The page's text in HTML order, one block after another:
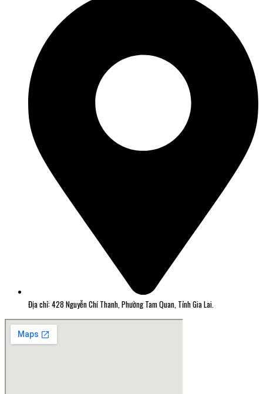
Địa chỉ: 428 Nguyễn Chí Thanh, Phường Tam Quan, Tỉnh Gia Lai.